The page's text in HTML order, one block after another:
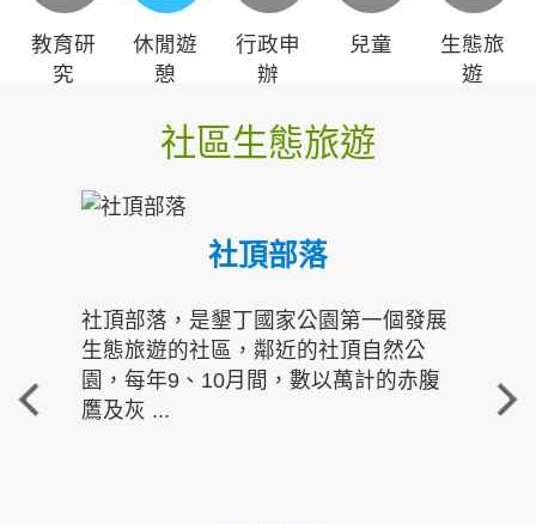
教育研
究
休閒遊
憩
行政申
辦
兒童
生態旅
遊
社區生態旅遊
社頂部落
社頂部落，是墾丁國家公園第一個發展
生態旅遊的社區，鄰近的社頂自然公
園，每年9、10月間，數以萬計的赤腹
鷹及灰 ...
重
走進